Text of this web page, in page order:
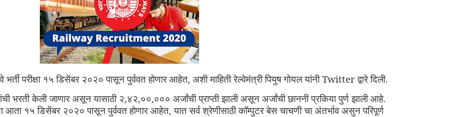
परीक्षा १५ डिसेंबर २०२० पासून पुर्ववत होणार आहेत, अशी माहिती रेल्वेमंत्री पियुष गोयल यांनीTwitterद्वारे दिली.
भरती केली जाणार असून यासाठी २,४२,००,००० अर्जांची प्राप्ती झाली असून अर्जांची छाननी प्रकिया पुर्ण झाली आहे.
आता १५ डिसेंबर २०२० पासून पुर्ववत होणार आहेत, यात सर्व श्रेणीसाठी कॉम्पुटर बेस चाचणी चा अंतर्भाव असुन परिपूर्ण